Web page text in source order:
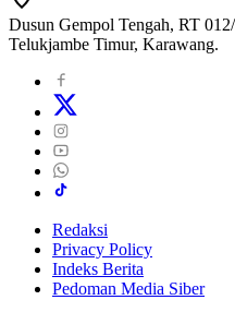
Dusun Gempol Tengah, RT
Telukjambe Timur, Karawang.
Redaksi
Privacy Policy
Indeks Berita
Pedoman Media Siber